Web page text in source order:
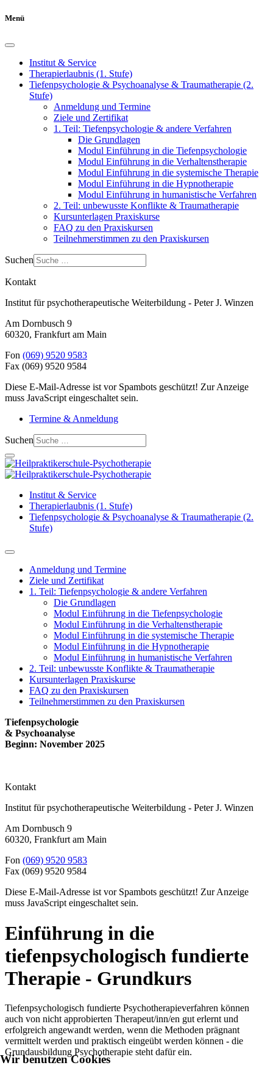
Menü
Institut & Service
Therapierlaubnis (1. Stufe)
Tiefenpsychologie & Psychoanalyse & Traumatherapie (2.
Stufe)
Anmeldung und Termine
Ziele und Zertifikat
1. Teil: Tiefenpsychologie & andere Verfahren
Die Grundlagen
Modul Einführung in die Tiefenpsychologie
Modul Einführung in die Verhaltenstherapie
Modul Einführung in die systemische Therapie
Modul Einführung in die Hypnotherapie
Modul Einführung in humanistische Verfahren
2. Teil: unbewusste Konflikte & Traumatherapie
Kursunterlagen Praxiskurse
FAQ zu den Praxiskursen
Teilnehmerstimmen zu den Praxiskursen
Suchen
Kontakt
Institut für psychotherapeutische Weiterbildung - Peter J. Winzen
Am Dornbusch 9
60320, Frankfurt am Main
Fon (069) 9520 9583
Fax (069) 9520 9584
Diese E-Mail-Adresse ist vor Spambots geschützt! Zur Anzeige
muss JavaScript eingeschaltet sein.
Termine & Anmeldung
Suchen
Institut & Service
Therapierlaubnis (1. Stufe)
Tiefenpsychologie & Psychoanalyse & Traumatherapie (2.
Stufe)
Anmeldung und Termine
Ziele und Zertifikat
1. Teil: Tiefenpsychologie & andere Verfahren
Die Grundlagen
Modul Einführung in die Tiefenpsychologie
Modul Einführung in die Verhaltenstherapie
Modul Einführung in die systemische Therapie
Modul Einführung in die Hypnotherapie
Modul Einführung in humanistische Verfahren
2. Teil: unbewusste Konflikte & Traumatherapie
Kursunterlagen Praxiskurse
FAQ zu den Praxiskursen
Teilnehmerstimmen zu den Praxiskursen
Tiefenpsychologie
& Psychoanalyse
Beginn: November 2025
Kontakt
Institut für psychotherapeutische Weiterbildung - Peter J. Winzen
Am Dornbusch 9
60320, Frankfurt am Main
Fon (069) 9520 9583
Fax (069) 9520 9584
Diese E-Mail-Adresse ist vor Spambots geschützt! Zur Anzeige
muss JavaScript eingeschaltet sein.
Einführung in die
tiefenpsychologisch fundierte
Therapie - Grundkurs
Tiefenpsychologisch fundierte Psychotherapieverfahren können
auch von nicht approbierten Therapeut/inn/en gut erlernt und
erfolgreich angewandt werden, wenn die Methoden prägnant
vermittelt werden und praktisch eingeübt werden können - die
Grundausbildung Psychotherapie steht dafür ein.
Wir benutzen Cookies